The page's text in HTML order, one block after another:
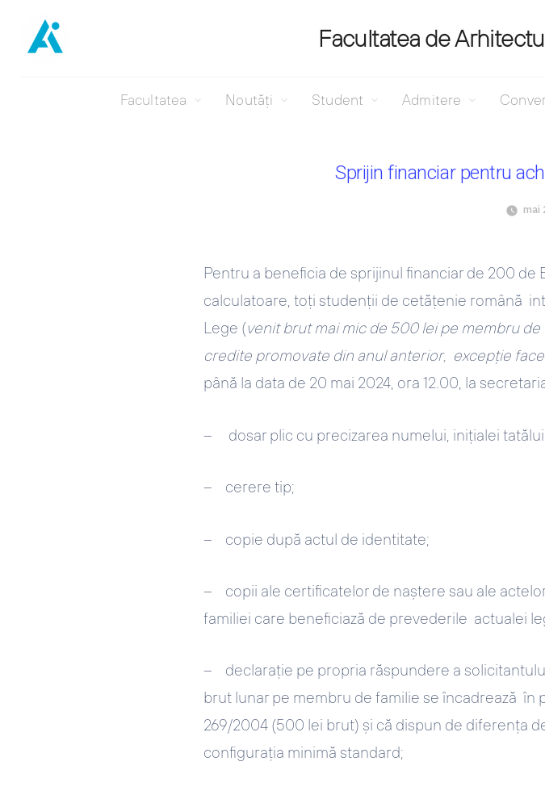
Facultatea de
Facultatea Noutăți Student Admitere
Sprijin financiar pentru
mai
Pentru a beneficia de sprijinul financiar de 200
calculatoare, toţi studenţii de cetățenie română
Lege (venit brut mai mic de 500 lei pe membru de
credite promovate din anul anterior, excepţie
până la data de 20 mai 2024, ora 12.00, la
– dosar plic cu precizarea numelui, iniţialei
– cerere tip;
– copie după actul de identitate;
– copii ale certificatelor de naştere sau ale
familiei care beneficiază de prevederile actualei
– declaraţie pe propria răspundere a
brut lunar pe membru de familie se încadrează în
269/2004 (500 lei brut) şi că dispun de diferența
configuraţia minimă standard;